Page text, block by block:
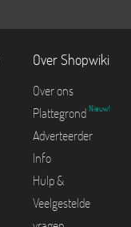
Over Shopwiki
Over ons
Plattegrond Nieuw!
Adverteerder
Info
Hulp &
Veelgestelde